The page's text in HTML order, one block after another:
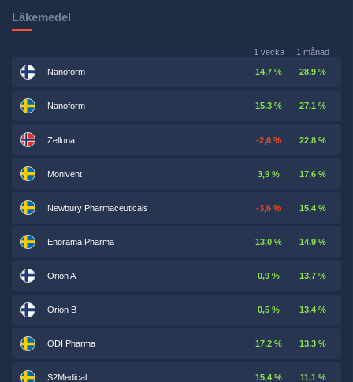
Läkemedel
1 vecka 1 månad
Nanoform 14,7 % 28,9 %
Nanoform 15,3 % 27,1 %
Zelluna -2,6 % 22,8 %
Monivent 3,9 % 17,6 %
Newbury Pharmaceuticals -3,6 % 15,4 %
Enorama Pharma 13,0 % 14,9 %
Orion A 0,9 % 13,7 %
Orion B 0,5 % 13,4 %
ODI Pharma 17,2 % 13,3 %
S2Medical 15,4 % 11,1 %